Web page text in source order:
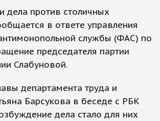
дела против столичных
в ответе управления
службы (ФАС) по
председателя партии
Слабуновой.
департамента труда и
Барсукова в беседе с РБК
дела стало для них